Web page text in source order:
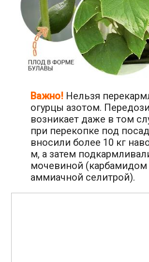
Важно! Нельзя
огурцы азотом.
возникает даже в том
при перекопке под
вносили более 10 кг
м, а затем
мочевиной (карбамидом
аммиачной селитрой).